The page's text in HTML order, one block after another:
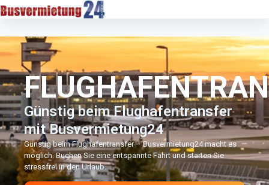
Günstig beim Flughafentransfer
mit Busvermietung24
Günstig beim Flughafentransfer – Busvermietung24 macht es
möglich. Buchen Sie eine entspannte Fahrt und starten Sie
stressfrei in den Urlaub.